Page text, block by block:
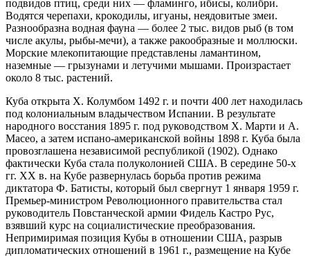
подвидов птиц, среди них — фламинго, ибисы, колибри.
Водятся черепахи, крокодилы, игуаны, неядовитые змеи.
Разнообразна водная фауна — более 2 тыс. видов рыб (в том
числе акулы, рыбы-мечи), а также ракообразные и моллюски.
Морские млекопитающие представлены ламантином,
наземные — грызунами и летучими мышами. Произрастает
около 8 тыс. растений.
Куба открыта X. Колумбом 1492 г. и почти 400 лет находилась
под колониальным владычеством Испании. В результате
народного восстания 1895 г. под руководством X. Марти и А.
Масео, а затем испано-американской войны 1898 г. Куба была
провозглашена независимой республикой (1902). Однако
фактически Куба стала полуколонией США. В середине 50-х
гг. XX в. на Кубе развернулась борьба против режима
диктатора Ф. Батисты, который был свергнут 1 января 1959 г.
Премьер-министром Революционного правительства стал
руководитель Повстанческой армии Фидель Кастро Рус,
взявший курс на социалистические преобразования.
Непримиримая позиция Кубы в отношении США, разрыв
дипломатических отношений в 1961 г., размещение на Кубе